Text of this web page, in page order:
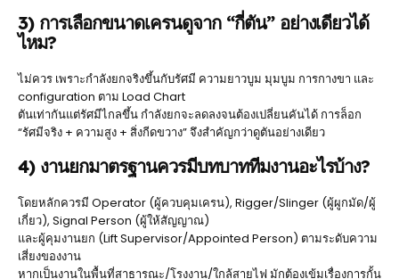
3) การเลือกขนาดเครนดูจาก “กี่ตัน” อย่างเดียวได้
ไหม?
ไม่ควร เพราะกำลังยกจริงขึ้นกับรัศมี ความยาวบูม มุมบูม การกางขา และ
configuration ตาม Load Chart
ตันเท่ากันแต่รัศมีไกลขึ้น กำลังยกจะลดลงจนต้องเปลี่ยนคันได้ การล็อก
“รัศมีจริง + ความสูง + สิ่งกีดขวาง” จึงสำคัญกว่าดูตันอย่างเดียว
4) งานยกมาตรฐานควรมีบทบาททีมงานอะไรบ้าง?
โดยหลักควรมี Operator (ผู้ควบคุมเครน), Rigger/Slinger (ผู้ผูกมัด/ผู้
เกี่ยว), Signal Person (ผู้ให้สัญญาณ)
และผู้คุมงานยก (Lift Supervisor/Appointed Person) ตามระดับความ
เสี่ยงของงาน
หากเป็นงานในพื้นที่สาธารณะ/โรงงาน/ใกล้สายไฟ มักต้องเข้มเรื่องการกั้น